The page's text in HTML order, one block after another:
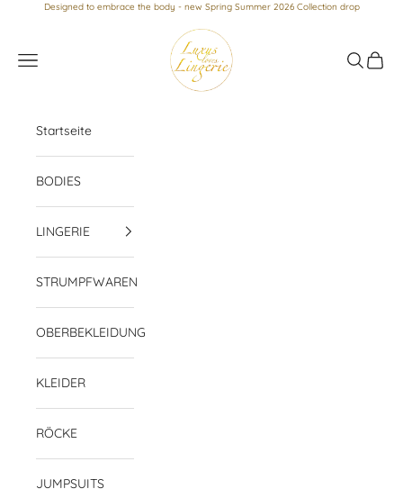
Zum Inhalt springen
Designed to embrace the body - new Spring Summer 2026 Collection drop
Luxus loves Lingerie
Menü
Suchen
Startseite
BODIES
LINGERIE
STRUMPFWAREN
OBERBEKLEIDUNG
KLEIDER
RÖCKE
JUMPSUITS